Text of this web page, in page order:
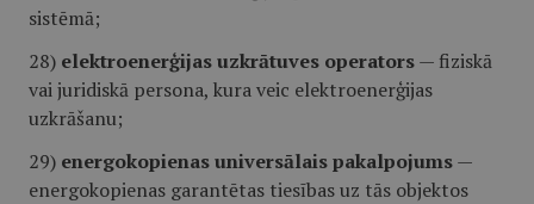
sistēmā;
28) elektroenerģijas uzkrātuves operators— fiziskā
vai juridiskā persona, kura veic elektroenerģijas
uzkrāšanu;
29) energokopienas universālais pakalpojums—
energokopienas garantētas tiesības uz tās objektos